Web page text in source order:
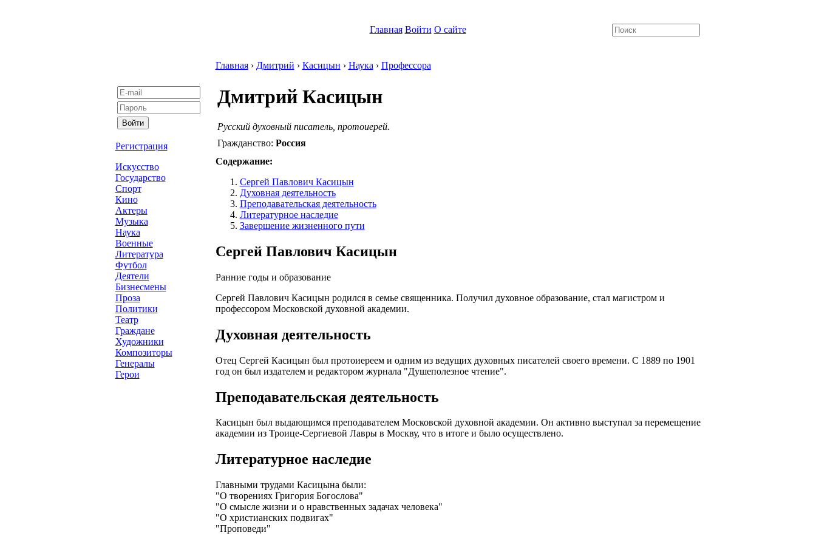
Главная Войти О сайте
Регистрация
Искусство
Государство
Спорт
Кино
Актеры
Музыка
Наука
Военные
Литература
Футбол
Деятели
Бизнесмены
Проза
Политики
Театр
Граждане
Художники
Композиторы
Генералы
Герои
Главная› Дмитрий › Касицын › Наука › Профессора
Дмитрий Касицын
Русский духовный писатель, протоиерей.
Гражданство: Россия
Содержание:
Сергей Павлович Касицын
Духовная деятельность
Преподавательская деятельность
Литературное наследие
Завершение жизненного пути
Сергей Павлович Касицын
Ранние годы и образование
Сергей Павлович Касицын родился в семье священника. Получил духовное образование, стал магистром и
профессором Московской духовной академии.
Духовная деятельность
Отец Сергей Касицын был протоиереем и одним из ведущих духовных писателей своего времени. С 1889 по 1901
год он был издателем и редактором журнала "Душеполезное чтение".
Преподавательская деятельность
Касицын был выдающимся преподавателем Московской духовной академии. Он активно выступал за перемещение
академии из Троице-Сергиевой Лавры в Москву, что в итоге и было осуществлено.
Литературное наследие
Главными трудами Касицына были:
"О творениях Григория Богослова"
"О смысле жизни и о нравственных задачах человека"
"О христианских подвигах"
"Проповеди"